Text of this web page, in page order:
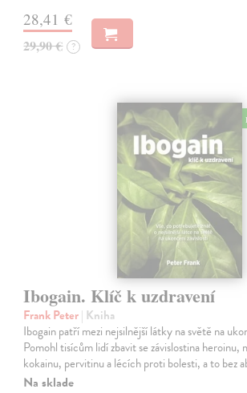
28,41 €
29,90 € ?
Ibogain. Klíč k uzdravení
Frank Peter| Kniha
Ibogain patří mezi nejsilnější látky na světě na
Pomohl tisícům lidí zbavit se závislostina
kokainu, pervitinu a lécích proti bolesti, a to bez
Na sklade